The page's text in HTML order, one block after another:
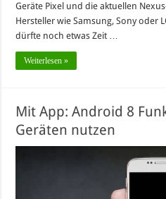
Geräte Pixel und die aktuellen
Hersteller wie Samsung, Sony oder
dürfte noch etwas Zeit …
Weiterlesen »
Mit App: Android 8
Geräten nutzen